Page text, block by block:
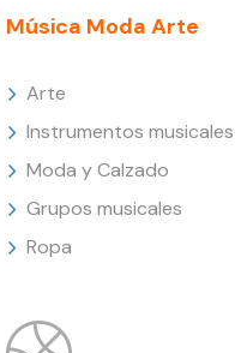
Música Moda Arte
Arte
Instrumentos musicales
Moda y Calzado
Grupos musicales
Ropa